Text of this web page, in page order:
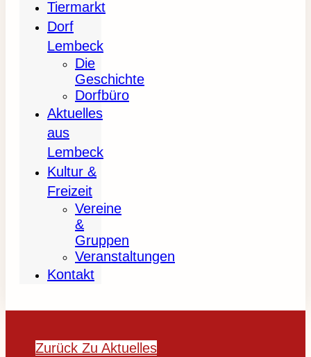
Tiermarkt
Dorf
Lembeck
Die
Geschichte
Dorfbüro
Aktuelles
aus
Lembeck
Kultur &
Freizeit
Vereine
&
Gruppen
Veranstaltungen
Kontakt
Zurück Zu Aktuelles